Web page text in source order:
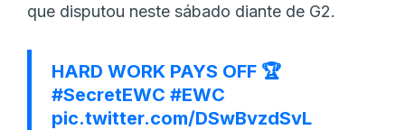
que disputou neste sábado diante de G2.
HARD WORK PAYS OFF 🏆
#SecretEWC #EWC
pic.twitter.com/DSwBvzdSvL